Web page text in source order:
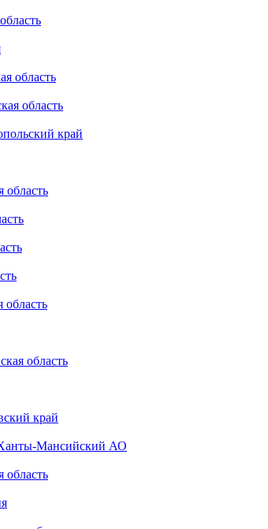
область
область
край
область
область
край
Мансийский АО
область